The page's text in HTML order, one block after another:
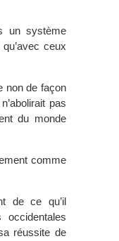
un système
ceux
non de façon
pas
du monde
comme
de ce qu’il
réussite de